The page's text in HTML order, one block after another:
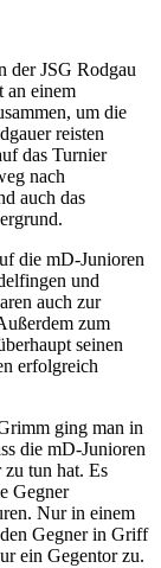
der JSG Rodgau
an einem
um die
reisten
das Turnier
nach
auch das
die mD-Junioren
und
auch zur
zum
seinen
erfolgreich
ging man in
die mD-Junioren
zu tun hat. Es
Gegner
Nur in einem
Gegner in Griff
ein Gegentor zu.